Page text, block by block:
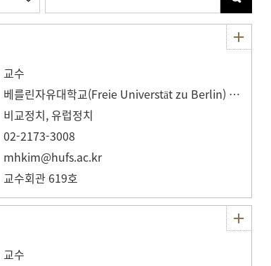
교수
베를린자유대학교(Freie Universtät zu Berlin) 정치학 박사, 2000
비교정치, 유럽정치
02-2173-3008
mhkim@hufs.ac.kr
교수회관 619호
교수